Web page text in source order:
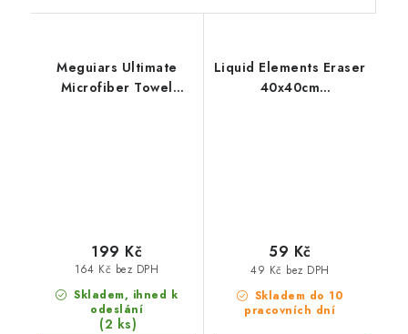
Meguiars Ultimate
Microfiber Towel
Skladem, ihned k
odeslání
(2 ks)
164 Kč bez DPH
199 Kč
Liquid Elements Eraser
40x40cm
Skladem do 10
pracovních dní
49 Kč bez DPH
59 Kč